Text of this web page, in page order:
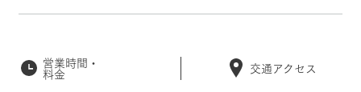
営業時間・
料金 交通アクセス